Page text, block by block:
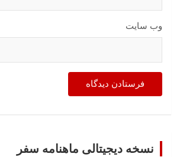
وب‌ سایت
نسخه دیجیتالی ماهنامه سفر